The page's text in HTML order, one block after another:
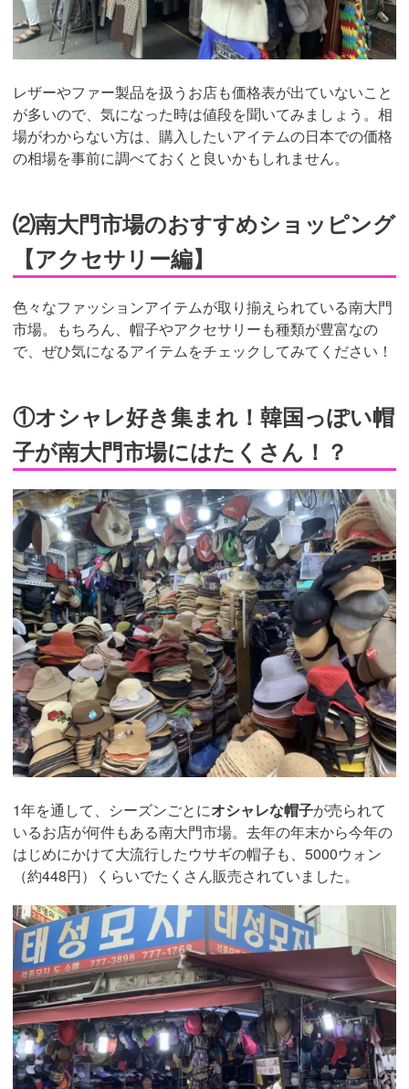
レザーやファー製品を扱うお店も価格表が出ていないこと
が多いので、気になった時は値段を聞いてみましょう。相
場がわからない方は、購入したいアイテムの日本での価格
の相場を事前に調べておくと良いかもしれません。
⑵南大門市場のおすすめショッピング
【アクセサリー編】
色々なファッションアイテムが取り揃えられている南大門
市場。もちろん、帽子やアクセサリーも種類が豊富なの
で、ぜひ気になるアイテムをチェックしてみてください！
①オシャレ好き集まれ！韓国っぽい帽
子が南大門市場にはたくさん！？
1年を通して、シーズンごとにオシャレな帽子が売られて
いるお店が何件もある南大門市場。去年の年末から今年の
はじめにかけて大流行したウサギの帽子も、5000ウォン
（約448円）くらいでたくさん販売されていました。